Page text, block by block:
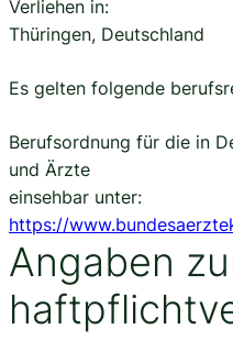
Verliehen in:
Thüringen, Deutschland
Es gelten folgende
Berufsordnung für die in
und Ärzte
einsehbar unter:
https://
Angaben